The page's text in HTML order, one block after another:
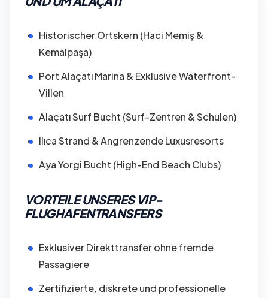
Historischer Ortskern (Haci Memiş &
Kemalpaşa)
Port Alaçatı Marina & Exklusive Waterfront-
Villen
Alaçatı Surf Bucht (Surf-Zentren & Schulen)
Ilıca Strand & Angrenzende Luxusresorts
Aya Yorgi Bucht (High-End Beach Clubs)
VORTEILE UNSERES VIP-
FLUGHAFENTRANSFERS
Exklusiver Direkttransfer ohne fremde
Passagiere
Zertifizierte, diskrete und professionelle